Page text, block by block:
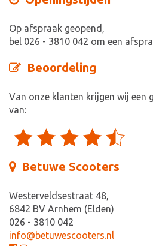
Op afspraak geopend,
bel 026 - 3810 042 om een
Beoordeling
Van onze klanten krijgen wij een
van:
Betuwe Scooters
Westerveldsestraat 48,
6842 BV Arnhem (Elden)
026 - 3810 042
info@betuwescooters.nl